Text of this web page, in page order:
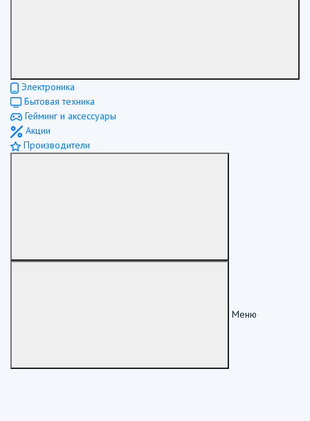
Электроника
Бытовая техника
Гейминг и аксессуары
Акции
Производители
Меню